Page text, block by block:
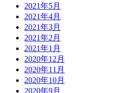
2021年5月
2021年4月
2021年3月
2021年2月
2021年1月
2020年12月
2020年11月
2020年10月
2020年9月